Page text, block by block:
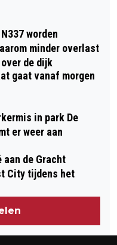
‘ACHTER
VOOR
worden
minder overlast
de dijk
gaat vanaf morgen
in park De
er weer aan
aan de Gracht
City tijdens het